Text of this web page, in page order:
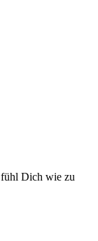
Dich wie zu